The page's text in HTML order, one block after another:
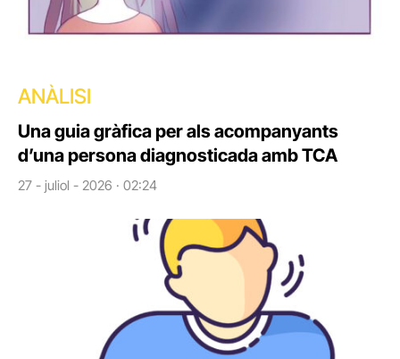
ANÀLISI
Una guia gràfica per als acompanyants
d’una persona diagnosticada amb TCA
27 - juliol - 2026 · 02:24